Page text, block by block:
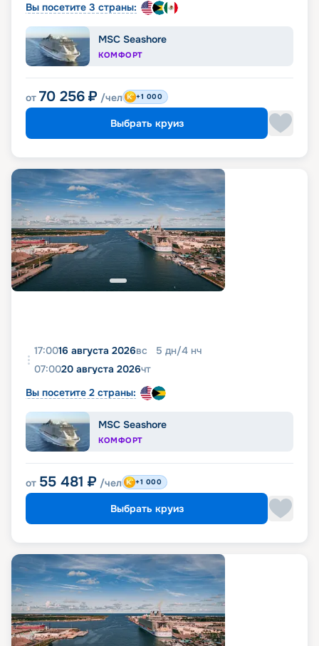
Вы посетите 3 страны:
MSC Seashore
КОМФОРТ
от 70 256 ₽ /чел +1 000
Выбрать круиз
17:0016 августа 2026вс 5 дн/4 нч
07:0020 августа 2026чт
Вы посетите 2 страны:
MSC Seashore
КОМФОРТ
от 55 481 ₽ /чел +1 000
Выбрать круиз